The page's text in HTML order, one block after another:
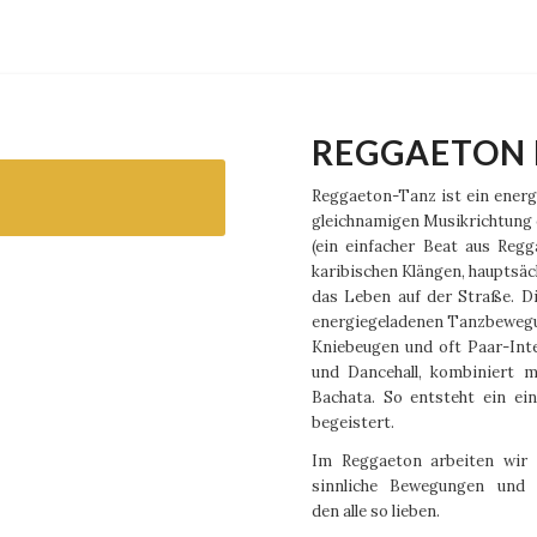
Reggaeton-Tanz ist ein
gleichnamigen
(ein einfacher Beat aus
karibischen Klängen,
das Leben auf der Straße.
energiegeladenen
Kniebeugen und oft Paar-
und Dancehall, kombiniert
Bachata. So entsteht ein
begeistert.
Im Reggaeton arbeiten
sinnliche Bewegungen
den alle so lieben.